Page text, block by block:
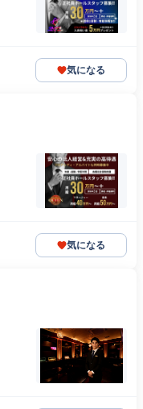
気になる
気になる